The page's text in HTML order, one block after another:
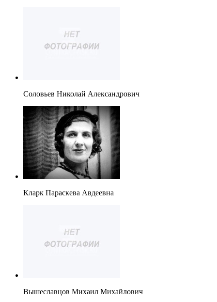
Соловьев Николай Александрович
Кларк Параскева Авдеевна
Вышеславцов Михаил Михайлович